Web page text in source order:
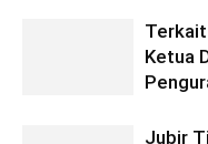
Terkait
Ketua
Jubir